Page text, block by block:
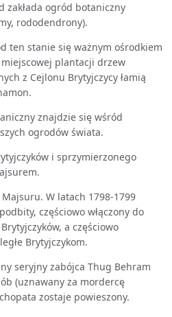
zakłada ogród botaniczny
rododendrony).
ten stanie się ważnym ośrodkiem
plantacji drzew
z Cejlonu Brytyjczycy łamią
znajdzie się wśród
ogrodów świata.
i sprzymierzonego
W latach 1798-1799
częściowo włączony do
a częściowo
Brytyjczykom.
seryjny zabójca Thug Behram
(uznawany za mordercę
zostaje powieszony.